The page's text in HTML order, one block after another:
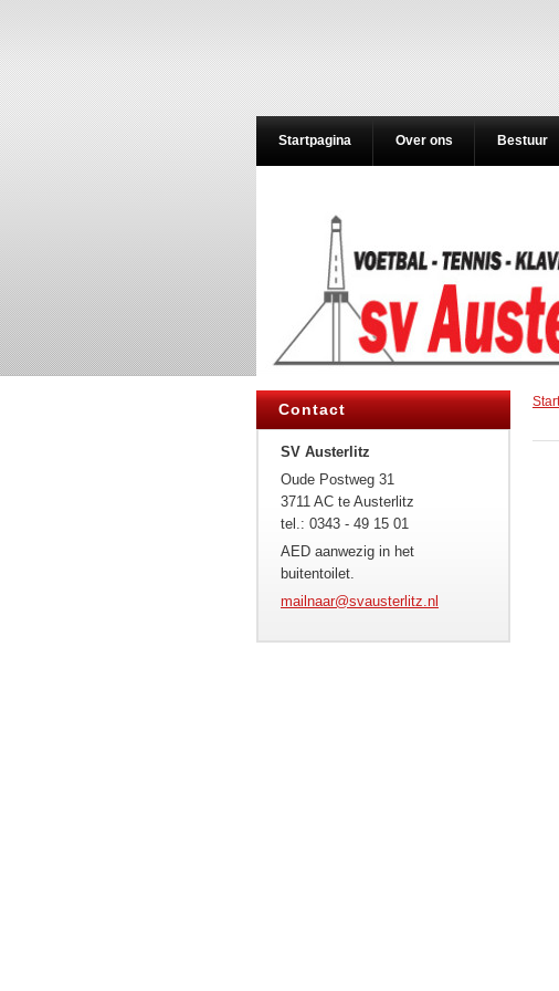
Contact
SV Austerlitz
Oude Postweg 31
3711 AC te Austerlitz
tel.: 0343 - 49 15 01
AED aanwezig in het
buitentoilet.
mailnaar@svausterlitz.nl
Startpagina Over ons Bestuur